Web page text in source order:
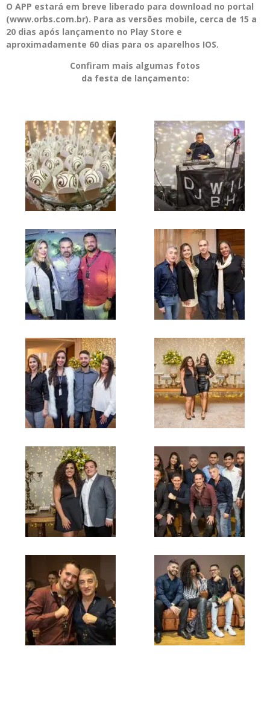
O APP estará em breve liberado para download no portal
(www.orbs.com.br). Para as versões mobile, cerca de 15 a
20 dias após lançamento no Play Store e
aproximadamente 60 dias para os aparelhos IOS.
Confiram mais algumas fotos
da festa de lançamento: